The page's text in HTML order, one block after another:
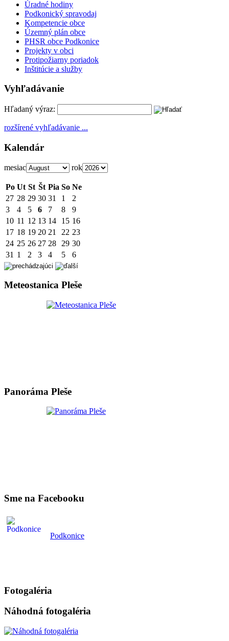
Úradné hodiny
Podkonický spravodaj
Kompetencie obce
Územný plán obce
PHSR obce Podkonice
Projekty v obci
Protipožiarny poriadok
Inštitúcie a služby
Vyhľadávanie
Hľadaný výraz:
rozšírené vyhľadávanie ...
Kalendár
mesiac rok
Po Ut St Št Pia So Ne
27 28 29 30 31 1
2
3
4 5 6 7 8
9
10 11 12 13 14 15 16
17 18 19 20 21 22 23
24 25 26 27 28 29 30
31 1 2 3 4 5 6
Meteostanica Pleše
Panoráma Pleše
Sme na Facebooku
Podkonice
Fotogaléria
Náhodná fotogaléria